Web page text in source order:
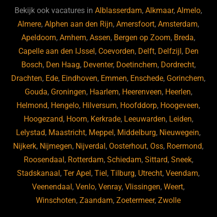
b
o
o
k
ky dI
n
Bekijk ook vacatures inAlblasserdam,Alkmaar,Almelo,
Almere,Alphen aan den Rijn,Amersfoort,Amsterdam,
Apeldoorn,Arnhem,Assen, Bergen op Zoom, Breda,
Capelle aan den IJssel, Coevorden, Delft, Delfzijl, Den
Bosch, Den Haag, Deventer, Doetinchem, Dordrecht,
Drachten, Ede, Eindhoven, Emmen, Enschede, Gorinchem,
Gouda, Groningen, Haarlem, Heerenveen, Heerlen,
Helmond, Hengelo, Hilversum, Hoofddorp, Hoogeveen,
Hoogezand, Hoorn, Kerkrade, Leeuwarden, Leiden,
Lelystad, Maastricht, Meppel, Middelburg, Nieuwegein,
Nijkerk, Nijmegen, Nijverdal, Oosterhout, Oss, Roermond,
Roosendaal, Rotterdam, Schiedam, Sittard, Sneek,
Stadskanaal,Ter Apel,Tiel,Tilburg, Utrecht,Veendam,
Veenendaal,Venlo,Venray,Vlissingen,Weert,
Winschoten,Zaandam,Zoetermeer,Zwolle